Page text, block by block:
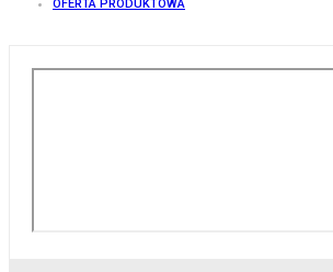
OFERTA PRODUKTOWA